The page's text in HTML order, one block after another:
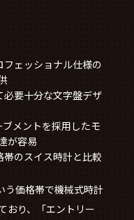
ェッショナル仕様の
要十分な文字盤デザ
メントを採用したモ
が容易
のスイス時計と比較
う価格帯で機械式時計
おり、「エントリー